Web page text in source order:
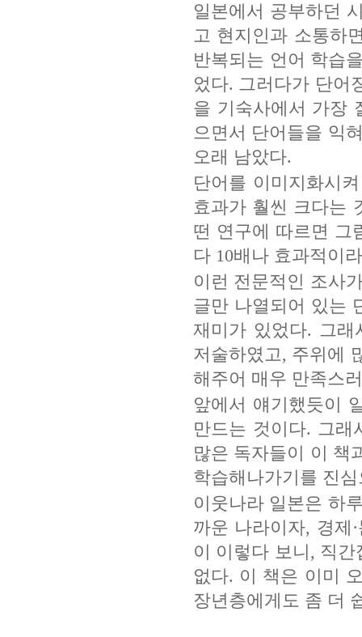
일본에서 공부하던
고 현지인과 소통하
반복되는 언어 학습
었다. 그러다가 단어
을 기숙사에서 가장
으면서 단어들을 익
오래 남았다.
단어를 이미지화시
효과가 훨씬 크다는
떤 연구에 따르면 그
다 10배나 효과적이
이런 전문적인 조사
글만 나열되어 있는
재미가 있었다. 그
저술하였고, 주위에
해주어 매우 만족스
앞에서 얘기했듯이
만드는 것이다. 그
많은 독자들이 이 책
학습해나가기를 진
이웃나라 일본은 하
까운 나라이자, 경제
이 이렇다 보니, 직
없다. 이 책은 이미
장년층에게도 좀 더